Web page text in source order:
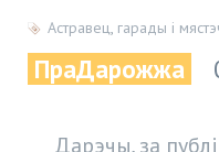
Астравец, гарады і
ПраДарожжа
Дарэчы, за